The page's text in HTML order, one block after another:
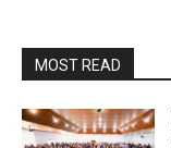
MOST READ